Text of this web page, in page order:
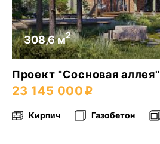
308,6 м2
Проект "Сосновая аллея"
23 145 000
Кирпич Газобетон